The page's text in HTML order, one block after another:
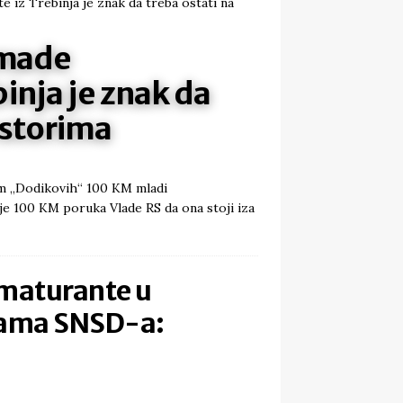
je znak da
100 KM mladi
KM poruka Vlade RS da ona stoji iza
u
SNSD-a: